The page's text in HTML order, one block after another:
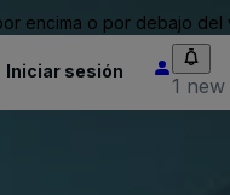
encima o por debajo del
Iniciar sesión
1